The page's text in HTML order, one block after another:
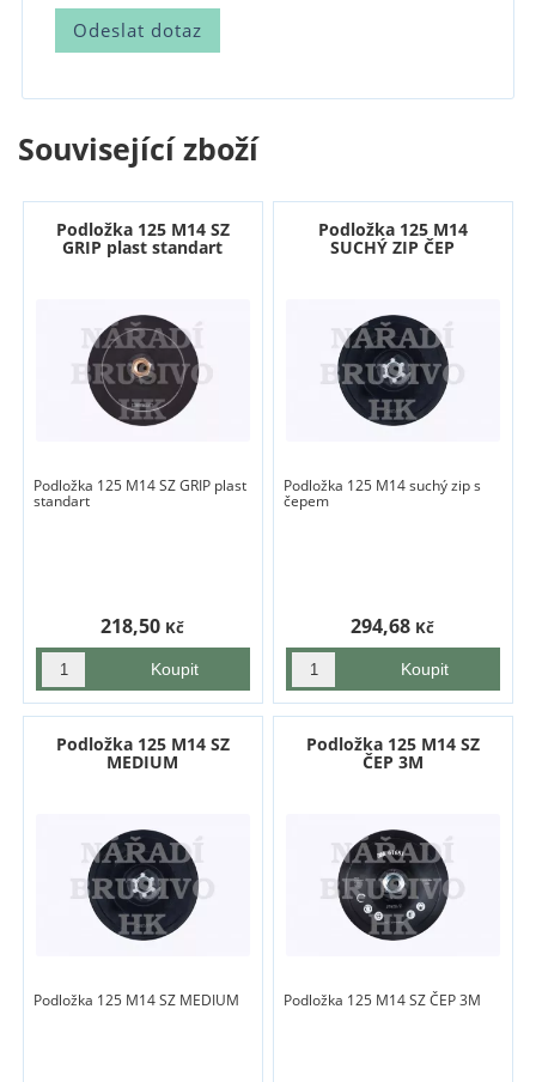
Související zboží
Podložka 125 M14 SZ
GRIP plast standart
Podložka 125 M14 SZ GRIP plast
standart
218,50 Kč
Podložka 125 M14
SUCHÝ ZIP ČEP
Podložka 125 M14 suchý zip s
čepem
294,68 Kč
Podložka 125 M14 SZ
MEDIUM
Podložka 125 M14 SZ MEDIUM
Podložka 125 M14 SZ
ČEP 3M
Podložka 125 M14 SZ ČEP 3M